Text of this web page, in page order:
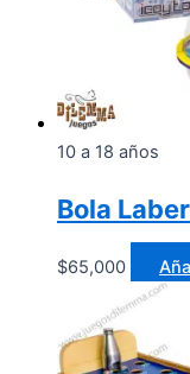
10 a 18 años
Bola
$65,000